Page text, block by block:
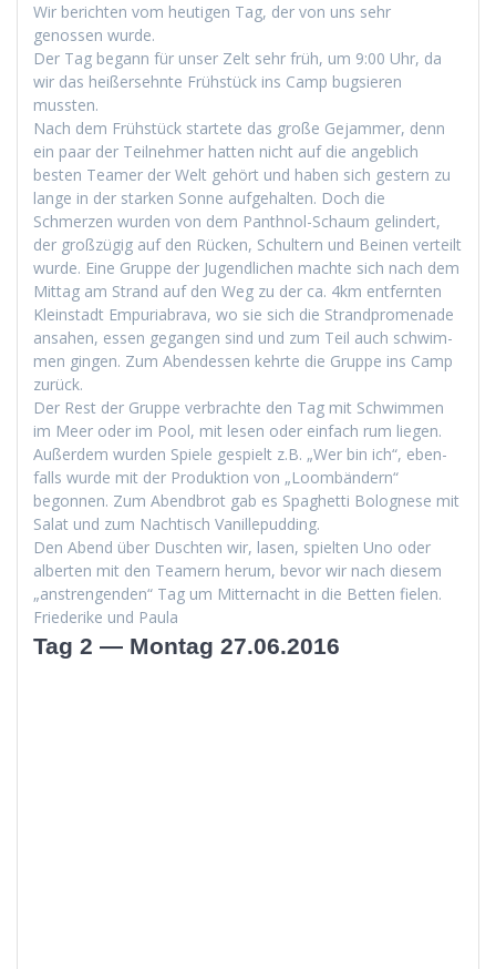
Wir bericht­en vom heuti­gen Tag, der von uns sehr
genossen wurde.
Der Tag begann für unser Zelt sehr früh, um 9:00 Uhr, da
wir das heißersehnte Früh­stück ins Camp bugsieren
mussten.
Nach dem Früh­stück startete das große Gejam­mer, denn
ein paar der Teil­nehmer hat­ten nicht auf die ange­blich
besten Team­er der Welt gehört und haben sich gestern zu
lange in der starken Sonne aufge­hal­ten. Doch die
Schmerzen wur­den von dem Pan­th­nol-Schaum gelin­dert,
der großzügig auf den Rück­en, Schul­tern und Beinen verteilt
wurde. Eine Gruppe der Jugendlichen machte sich nach dem
Mit­tag am Strand auf den Weg zu der ca. 4km ent­fer­n­ten
Kle­in­stadt Empuriabra­va, wo sie sich die Strand­prom­e­nade
ansa­hen, essen gegan­gen sind und zum Teil auch schwim­
men gin­gen. Zum Aben­dessen kehrte die Gruppe ins Camp
zurück.
Der Rest der Gruppe ver­brachte den Tag mit Schwim­men
im Meer oder im Pool, mit lesen oder ein­fach rum liegen.
Außer­dem wur­den Spiele gespielt z.B. „Wer bin ich“, eben­
falls wurde mit der Pro­duk­tion von „Loom­bän­dern“
begonnen. Zum Abend­brot gab es Spaghet­ti Bolog­nese mit
Salat und zum Nachtisch Vanillepudding.
Den Abend über Duscht­en wir, lasen, spiel­ten Uno oder
alberten mit den Team­ern herum, bevor wir nach diesem
„anstren­gen­den“ Tag um Mit­ter­nacht in die Bet­ten fielen.
Friederike und Paula
Tag 2 — Montag 27.06.2016